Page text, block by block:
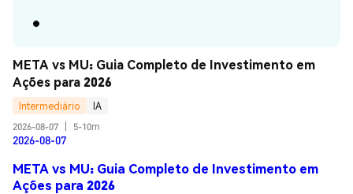
META vs MU: Guia Completo de Investimento em
Ações para 2026
Intermediário
IA
2026-08-07
5-10m
2026-08-07
META vs MU: Guia Completo de Investimento em
Ações para 2026